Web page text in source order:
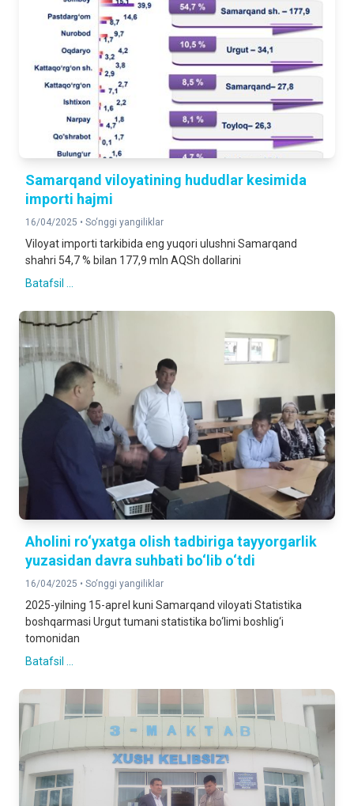
Samarqand viloyatining hududlar kesimida
importi hajmi
16/04/2025 • So‘nggi yangiliklar
Viloyat importi tarkibida eng yuqori ulushni Samarqand
shahri 54,7 % bilan 177,9 mln AQSh dollarini
Batafsil ...
Aholini ro‘yxatga olish tadbiriga tayyorgarlik
yuzasidan davra suhbati bo‘lib o‘tdi
16/04/2025 • So‘nggi yangiliklar
2025-yilning 15-aprel kuni Samarqand viloyati Statistika
boshqarmasi Urgut tumani statistika bo‘limi boshlig‘i
tomonidan
Batafsil ...